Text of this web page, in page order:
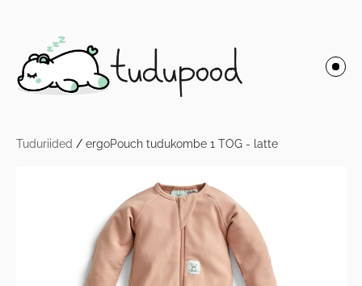
Tuduriided / ergoPouch tudukombe 1 TOG - latte